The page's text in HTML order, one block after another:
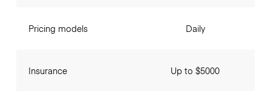
Pricing models
Insurance
Daily
Up to $5000